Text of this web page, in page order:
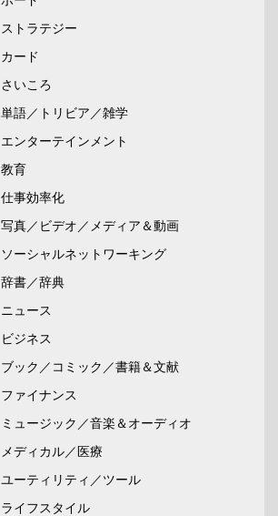
ストラテジー
カード
さいころ
単語／トリビア／雑学
エンターテインメント
教育
仕事効率化
写真／ビデオ／メディア＆動画
ソーシャルネットワーキング
辞書／辞典
ニュース
ビジネス
ブック／コミック／書籍＆文献
ファイナンス
ミュージック／音楽＆オーディオ
メディカル／医療
ユーティリティ／ツール
ライフスタイル